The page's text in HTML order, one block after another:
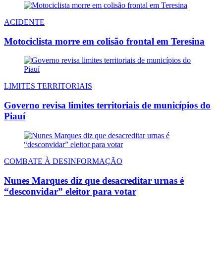
ACIDENTE
Motociclista morre em colisão frontal em Teresina
LIMITES TERRITORIAIS
Governo revisa limites territoriais de municípios do
Piauí
COMBATE À DESINFORMAÇÃO
Nunes Marques diz que desacreditar urnas é
“desconvidar” eleitor para votar